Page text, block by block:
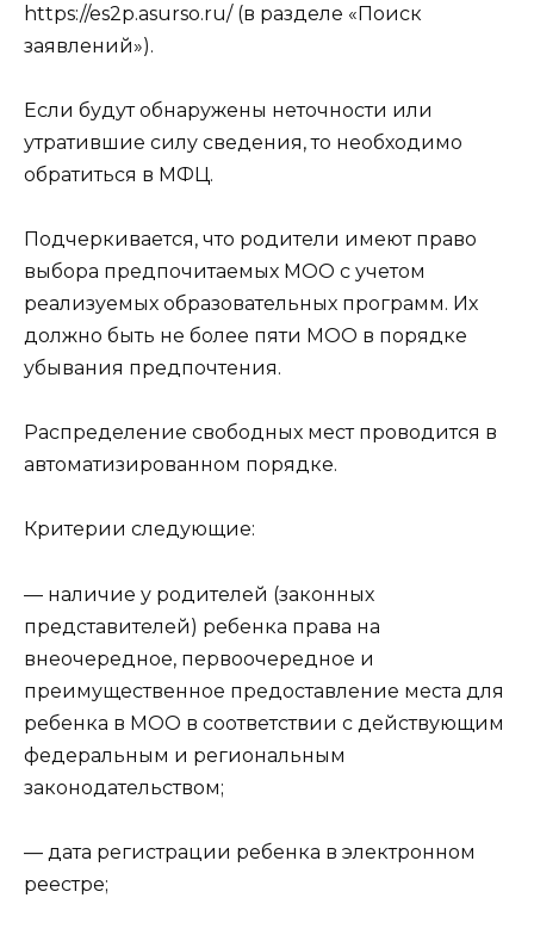
https://es2p.asurso.ru/ (в разделе «Поиск
заявлений»).
Если будут обнаружены неточности или
утратившие силу сведения, то необходимо
обратиться в МФЦ.
Подчеркивается, что родители имеют право
выбора предпочитаемых МОО с учетом
реализуемых образовательных программ. Их
должно быть не более пяти МОО в порядке
убывания предпочтения.
Распределение свободных мест проводится в
автоматизированном порядке.
Критерии следующие:
— наличие у родителей (законных
представителей) ребенка права на
внеочередное, первоочередное и
преимущественное предоставление места для
ребенка в МОО в соответствии с действующим
федеральным и региональным
законодательством;
— дата регистрации ребенка в электронном
реестре;